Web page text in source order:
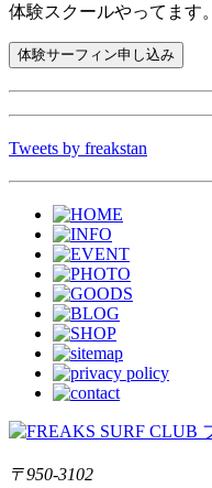
体験スクールやってます。
Tweets by freakstan
〒950-3102